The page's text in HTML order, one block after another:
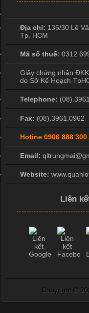
Địa chỉ: 135/30 Lê
Tp. HCM
Mã số thuế: 0312
Giấy chứng nhận
do Sở Kế Hoạch
Telephone:
Fax: (08).3961.0962
Hotine 0906 888 300
Email:
Website:
Liên
Copyright ©